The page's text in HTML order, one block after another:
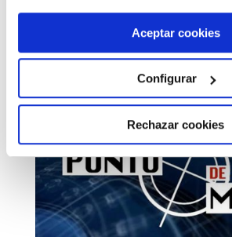
por tanto no se pueden desactivar.
más información en nuestraPolítica
Aceptar cookies
Configurar
Rechazar cookies
Otras Noticias